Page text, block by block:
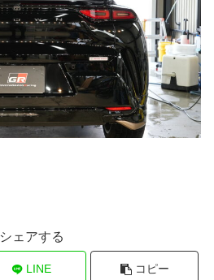
シェアする
LINE コピー